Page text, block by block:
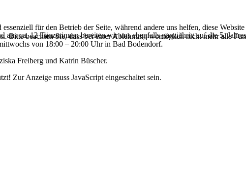
aus ca. 12 Tänzerinnen bereiten wir uns ebenfalls ganzjährig auf die 5.
von 18:00 – 20:00 Uhr in Bad Bodendorf.
Freiberg und Katrin Büscher.
Zur Anzeige muss JavaScript eingeschaltet sein.
für den Betrieb der Seite, während andere uns helfen, diese
Bitte beachten Sie, dass bei einer Ablehnung womöglich nicht mehr alle